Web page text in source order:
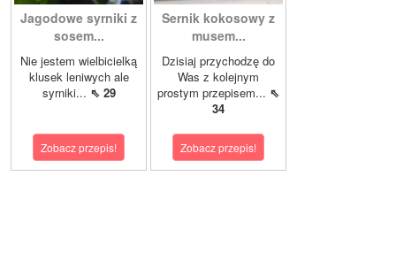
Jagodowe syrniki z
sosem...
Nie jestem wielbicielką
klusek leniwych ale
syrniki... ⇖ 29
Zobacz przepis!
Sernik kokosowy z
musem...
Dzisiaj przychodzę do
Was z kolejnym
prostym przepisem... ⇖
34
Zobacz przepis!